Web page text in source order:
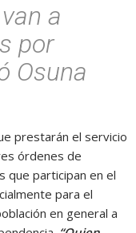
a
por
Osuna
prestarán el servicio
órdenes de
que participan en el
para el
en general a